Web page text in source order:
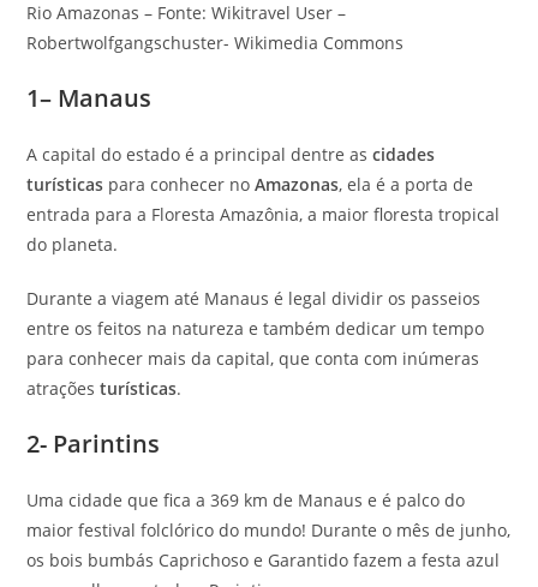
Rio Amazonas – Fonte: Wikitravel User –
Robertwolfgangschuster- Wikimedia Commons
1– Manaus
A capital do estado é a principal dentre ascidades
turísticas para conhecer noAmazonas, ela é a porta de
entrada para a Floresta Amazônia, a maior floresta tropical
do planeta.
Durante a viagem até Manaus é legal dividir os passeios
entre os feitos na natureza e também dedicar um tempo
para conhecer mais da capital, que conta com inúmeras
atraçõesturísticas.
2- Parintins
Uma cidade que fica a 369 km de Manaus e é palco do
maior festival folclórico do mundo! Durante o mês de junho,
os bois bumbás Caprichoso e Garantido fazem a festa azul